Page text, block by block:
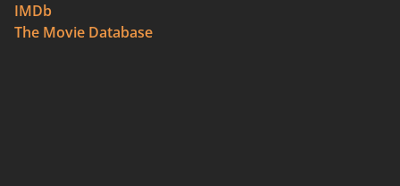
IMDb
The Movie Database